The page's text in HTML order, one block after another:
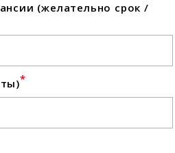
(желательно срок /
*